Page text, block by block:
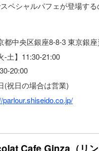
ペシャルパフェが登場する
都中央区銀座8-8-3 東京銀
-土】11:30-21:00
20:00
(祝日の場合は営業)
parlour.shiseido.co.jp/
Cafe Ginza（リン